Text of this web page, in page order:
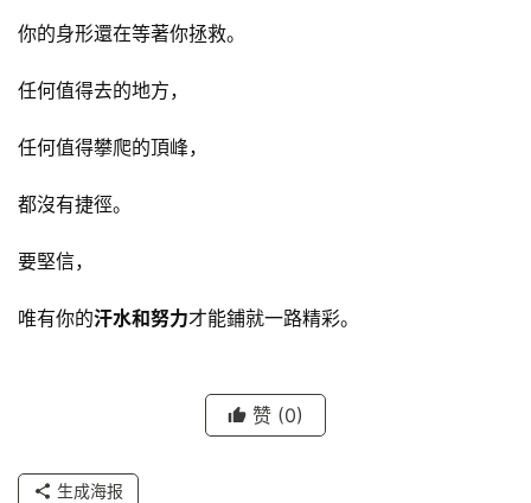
你的身形還在等著你拯救。
任何值得去的地方，
任何值得攀爬的頂峰，
都沒有捷徑。
要堅信，
唯有你的汗水和努力才能鋪就一路精彩。
赞 (0)
生成海报